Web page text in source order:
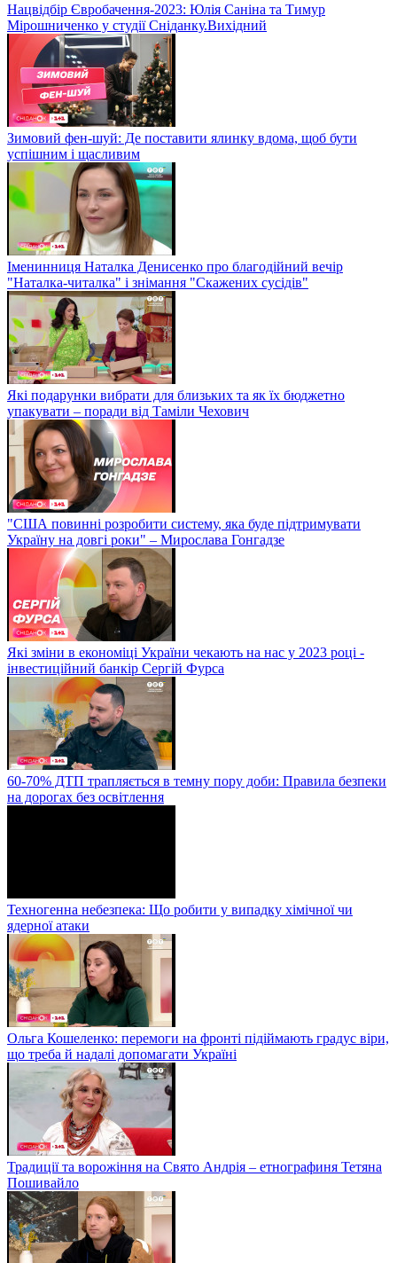
Нацвідбір Євробачення-2023: Юлія Саніна та Тимур
Мірошниченко у студії Сніданку.Вихідний
Зимовий фен-шуй: Де поставити ялинку вдома, щоб бути
успішним і щасливим
Іменинниця Наталка Денисенко про благодійний вечір
"Наталка-читалка" і знімання "Скажених сусідів"
Які подарунки вибрати для близьких та як їх бюджетно
упакувати – поради від Таміли Чехович
"США повинні розробити систему, яка буде підтримувати
Україну на довгі роки" – Мирослава Гонгадзе
Які зміни в економіці України чекають на нас у 2023 році -
інвестиційний банкір Сергій Фурса
60-70% ДТП трапляється в темну пору доби: Правила безпеки
на дорогах без освітлення
Техногенна небезпека: Що робити у випадку хімічної чи
ядерної атаки
Ольга Кошеленко: перемоги на фронті підіймають градус віри,
що треба й надалі допомагати Україні
Традиції та ворожіння на Свято Андрія – етнографиня Тетяна
Пошивайло